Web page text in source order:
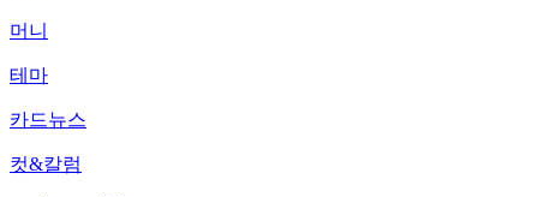
머니
테마
카드뉴스
컷&칼럼